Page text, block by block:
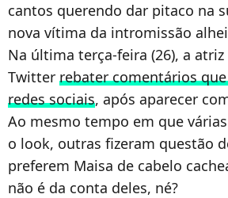
cantos querendo dar pitaco na
nova vítima da intromissão
Na última terça-feira (26), a
Twitter rebater comentários
redes sociais, após aparecer
Ao mesmo tempo em que
o look, outras fizeram questão
preferem Maisa de cabelo
não é da conta deles, né?